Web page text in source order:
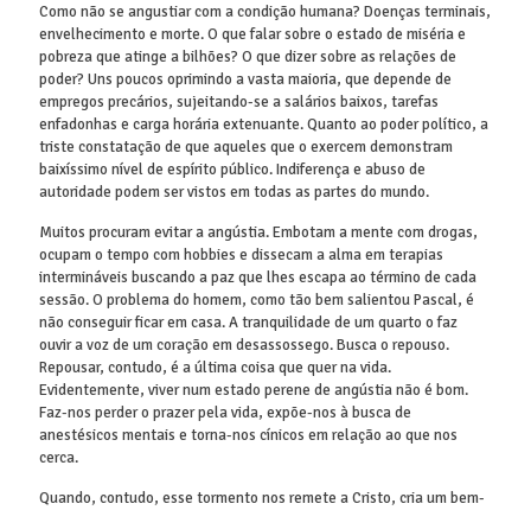
Como não se angustiar com a condição humana? Doenças terminais,
envelhecimento e morte. O que falar sobre o estado de miséria e
pobreza que atinge a bilhões? O que dizer sobre as relações de
poder? Uns poucos oprimindo a vasta maioria, que depende de
empregos precários, sujeitando-se a salários baixos, tarefas
enfadonhas e carga horária extenuante. Quanto ao poder político, a
triste constatação de que aqueles que o exercem demonstram
baixíssimo nível de espírito público. Indiferença e abuso de
autoridade podem ser vistos em todas as partes do mundo.
Muitos procuram evitar a angústia. Embotam a mente com drogas,
ocupam o tempo com hobbies e dissecam a alma em terapias
intermináveis buscando a paz que lhes escapa ao término de cada
sessão. O problema do homem, como tão bem salientou Pascal, é
não conseguir ficar em casa. A tranquilidade de um quarto o faz
ouvir a voz de um coração em desassossego. Busca o repouso.
Repousar, contudo, é a última coisa que quer na vida.
Evidentemente, viver num estado perene de angústia não é bom.
Faz-nos perder o prazer pela vida, expõe-nos à busca de
anestésicos mentais e torna-nos cínicos em relação ao que nos
cerca.
Quando, contudo, esse tormento nos remete a Cristo, cria um bem-